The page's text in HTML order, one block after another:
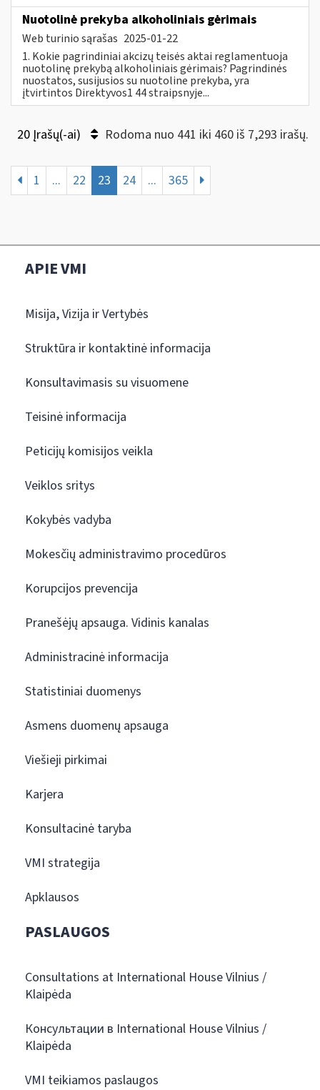
Nuotolinė prekyba alkoholiniais gėrimais
Web turinio sąrašas 2025-01-22
1. Kokie pagrindiniai akcizų teisės aktai reglamentuoja
nuotolinę prekybą alkoholiniais gėrimais? Pagrindinės
nuostatos, susijusios su nuotoline prekyba, yra
įtvirtintos Direktyvos1 44 straipsnyje...
20 Įrašų(-ai) Rodoma nuo 441 iki 460 iš 7,293 irašų.
1 ... 22 23 24 ... 365
APIE VMI
Misija, Vizija ir Vertybės
Struktūra ir kontaktinė informacija
Konsultavimasis su visuomene
Teisinė informacija
Peticijų komisijos veikla
Veiklos sritys
Kokybės vadyba
Mokesčių administravimo procedūros
Korupcijos prevencija
Pranešėjų apsauga. Vidinis kanalas
Administracinė informacija
Statistiniai duomenys
Asmens duomenų apsauga
Viešieji pirkimai
Karjera
Konsultacinė taryba
VMI strategija
Apklausos
PASLAUGOS
Consultations at International House Vilnius /
Klaipėda
Консультации в International House Vilnius /
Klaipėda
VMI teikiamos paslaugos